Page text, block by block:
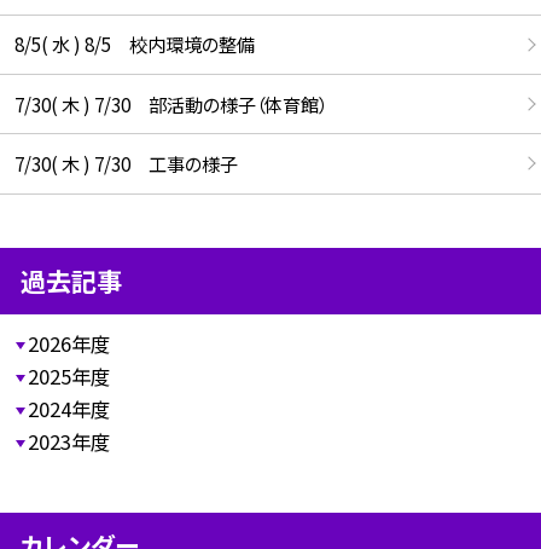
8/5( 水 ) 8/5 校内環境の整備
7/30( 木 ) 7/30 部活動の様子（体育館）
7/30( 木 ) 7/30 工事の様子
過去記事
2026年度
2025年度
2024年度
2023年度